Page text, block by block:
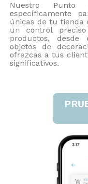
Nuestro Punto
específicamente
únicas de tu tienda
un control
productos, desde
objetos de
ofrezcas a tus
significativos.